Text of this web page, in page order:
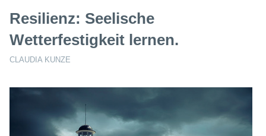
Resilienz: Seelische
Wetterfestigkeit lernen.
CLAUDIA KUNZE